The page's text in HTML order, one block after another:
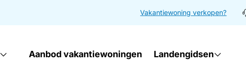
Vakantiewoning verkopen?
Aanbod vakantiewoningen Landengidsen